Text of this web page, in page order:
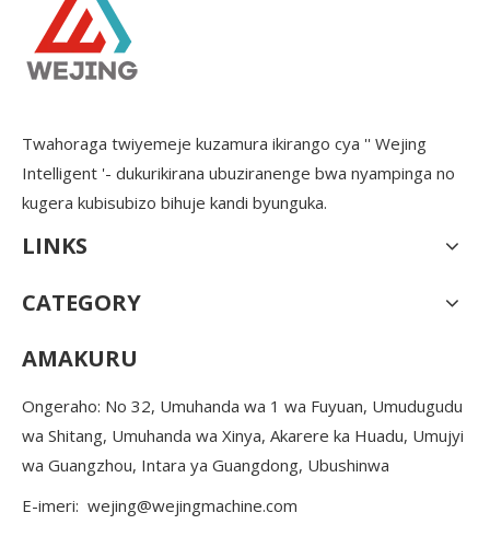
Twahoraga twiyemeje kuzamura ikirango cya '' Wejing
Intelligent '- dukurikirana ubuziranenge bwa nyampinga no
kugera kubisubizo bihuje kandi byunguka.
LINKS
CATEGORY
AMAKURU
Ongeraho: No 32, Umuhanda wa 1 wa Fuyuan, Umudugudu
wa Shitang, Umuhanda wa Xinya, Akarere ka Huadu, Umujyi
wa Guangzhou, Intara ya Guangdong, Ubushinwa
E-imeri: wejing@wejingmachine.com